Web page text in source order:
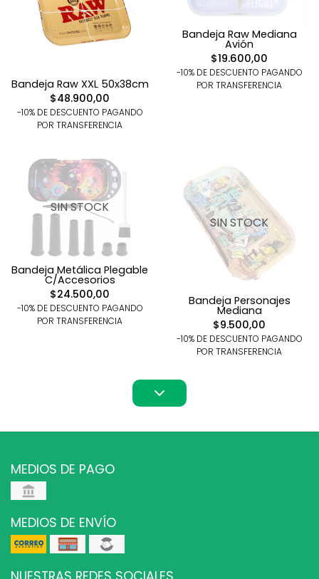
Bandeja Raw XXL 50x38cm
$48.900,00
-10% DE DESCUENTO PAGANDO
POR TRANSFERENCIA
Bandeja Raw Mediana
Avión
$19.600,00
-10% DE DESCUENTO PAGANDO
POR TRANSFERENCIA
SIN STOCK
Bandeja Metálica Plegable
C/Accesorios
$24.500,00
-10% DE DESCUENTO PAGANDO
POR TRANSFERENCIA
SIN STOCK
Bandeja Personajes
Mediana
$9.500,00
-10% DE DESCUENTO PAGANDO
POR TRANSFERENCIA
MEDIOS DE PAGO
MEDIOS DE ENVÍO